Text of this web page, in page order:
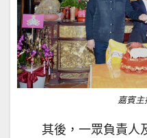
嘉賓主
其後，一眾負責人